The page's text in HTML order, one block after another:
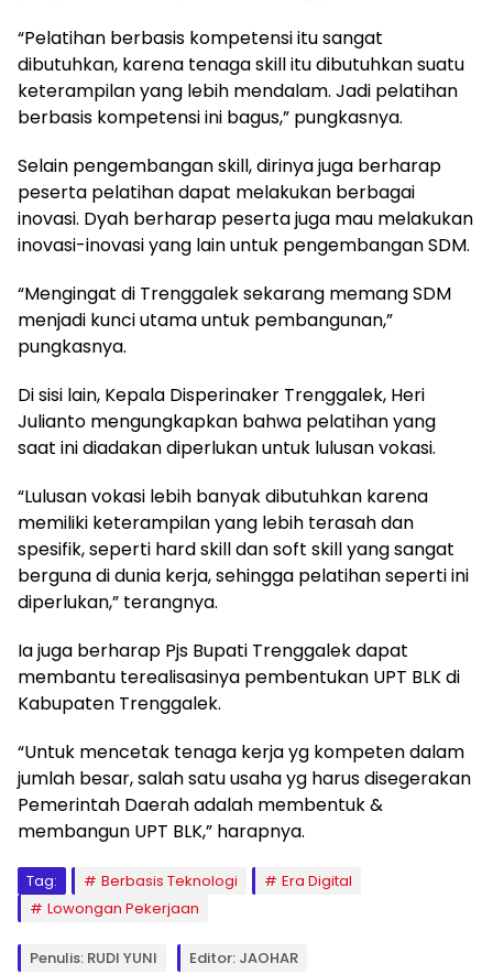
“Pelatihan berbasis kompetensi itu sangat
dibutuhkan, karena tenaga skill itu dibutuhkan suatu
keterampilan yang lebih mendalam. Jadi pelatihan
berbasis kompetensi ini bagus,” pungkasnya.
Selain pengembangan skill, dirinya juga berharap
peserta pelatihan dapat melakukan berbagai
inovasi. Dyah berharap peserta juga mau melakukan
inovasi-inovasi yang lain untuk pengembangan SDM.
“Mengingat di Trenggalek sekarang memang SDM
menjadi kunci utama untuk pembangunan,”
pungkasnya.
Di sisi lain, Kepala Disperinaker Trenggalek, Heri
Julianto mengungkapkan bahwa pelatihan yang
saat ini diadakan diperlukan untuk lulusan vokasi.
“Lulusan vokasi lebih banyak dibutuhkan karena
memiliki keterampilan yang lebih terasah dan
spesifik, seperti hard skill dan soft skill yang sangat
berguna di dunia kerja, sehingga pelatihan seperti ini
diperlukan,” terangnya.
Ia juga berharap Pjs Bupati Trenggalek dapat
membantu terealisasinya pembentukan UPT BLK di
Kabupaten Trenggalek.
“Untuk mencetak tenaga kerja yg kompeten dalam
jumlah besar, salah satu usaha yg harus disegerakan
Pemerintah Daerah adalah membentuk &
membangun UPT BLK,” harapnya.
Tag: Berbasis Teknologi
Era Digital
Lowongan Pekerjaan
Penulis: RUDI YUNI Editor: JAOHAR